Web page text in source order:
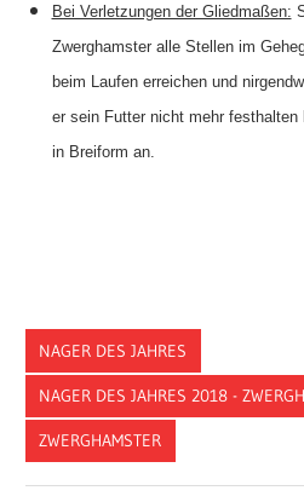
Bei Verletzungen der Gliedmaßen:
Zwerghamster alle Stellen im
beim Laufen erreichen und
er sein Futter nicht mehr festhalten
in Breiform an.
NAGER DES JAHRES
NAGER DES JAHRES 2018 -
ZWERGHAMSTER